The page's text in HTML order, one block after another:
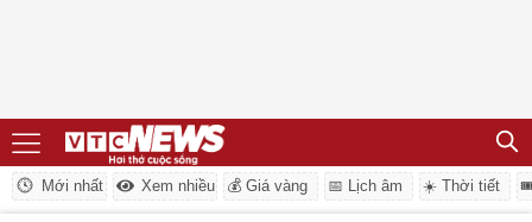
Mới nhất Xem nhiều 💰 Giá vàng 📅 Lịch âm ☀️ Thời tiết